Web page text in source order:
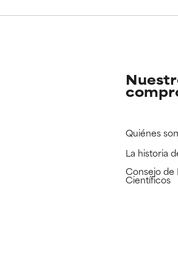
Ingrediente registrado, pero con la
Ingrediente registrado, pero con la
Quiénes
La historia
Consejo de
Científicos